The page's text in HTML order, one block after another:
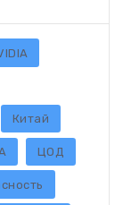
Китай
ЦОД